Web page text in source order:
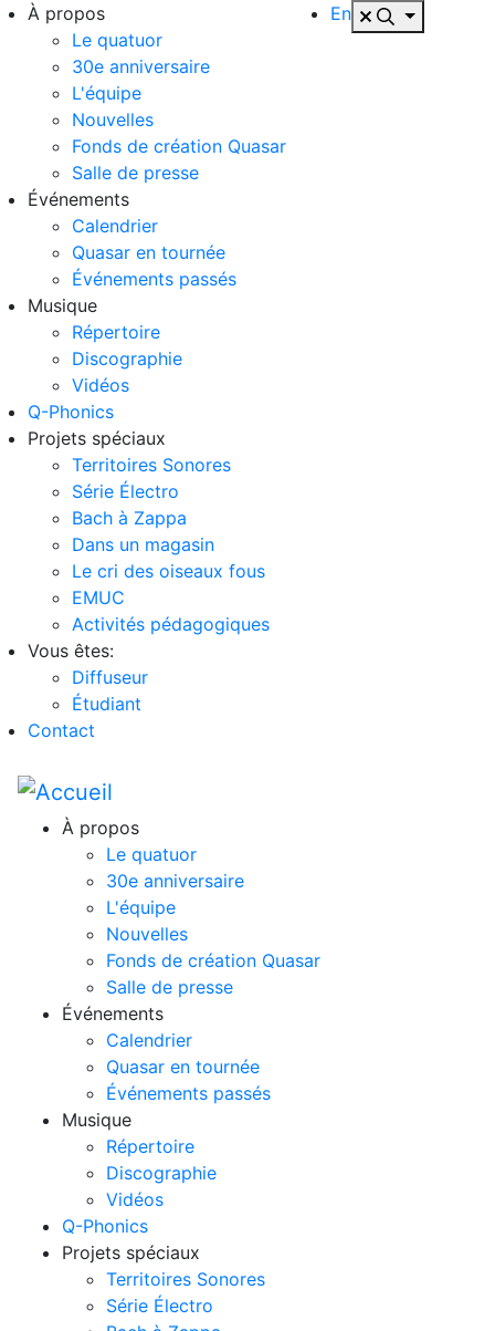
À propos
Le quatuor
30e anniversaire
L'équipe
Nouvelles
Fonds de création Quasar
Salle de presse
Événements
Calendrier
Quasar en tournée
Événements passés
Musique
Répertoire
Discographie
Vidéos
Q-Phonics
Projets spéciaux
Territoires Sonores
Série Électro
Bach à Zappa
Dans un magasin
Le cri des oiseaux fous
EMUC
Activités pédagogiques
Vous êtes:
Diffuseur
Étudiant
Contact
En
À propos
Le quatuor
30e anniversaire
L'équipe
Nouvelles
Fonds de création Quasar
Salle de presse
Événements
Calendrier
Quasar en tournée
Événements passés
Musique
Répertoire
Discographie
Vidéos
Q-Phonics
Projets spéciaux
Territoires Sonores
Série Électro